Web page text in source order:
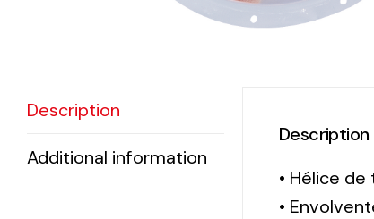
Description
Additional information
Description
• Hélice
•